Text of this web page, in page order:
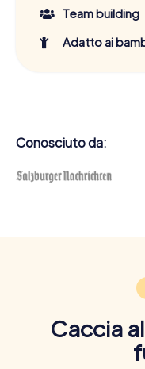
Team building
Adatto ai
Conosciuto da:
Caccia